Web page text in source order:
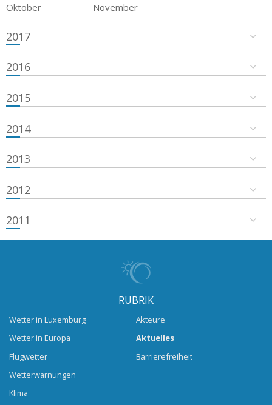
Oktober
November
2017
2016
2015
2014
2013
2012
2011
RUBRIK
Wetter in Luxemburg
Wetter in Europa
Flugwetter
Wetterwarnungen
Klima
Akteure
Aktuelles
Barrierefreiheit